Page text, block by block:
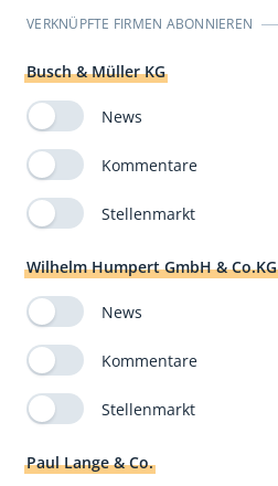
VERKNÜPFTE FIRMEN ABONNIEREN
Busch & Müller KG
News
Kommentare
Stellenmarkt
Wilhelm Humpert GmbH & Co.KG
News
Kommentare
Stellenmarkt
Paul Lange & Co.